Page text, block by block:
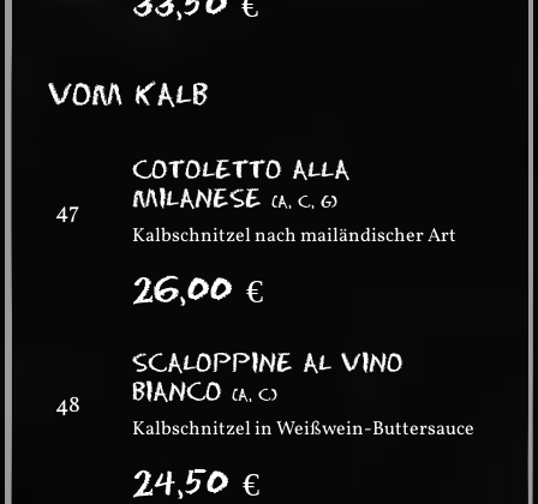
VOM KALB
47
COTOLETTO ALLA
MILANESE(A, C, G)
Kalbschnitzel nach mailändischer Art
26,00€
48
SCALOPPINE AL VINO
BIANCO(A, C)
Kalbschnitzel in Weißwein-Buttersauce
24,50€